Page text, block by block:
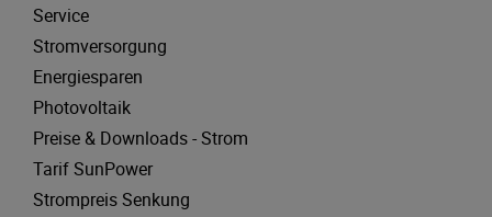
Service
Stromversorgung
Energiesparen
Photovoltaik
Preise & Downloads - Strom
Tarif SunPower
Strompreis Senkung